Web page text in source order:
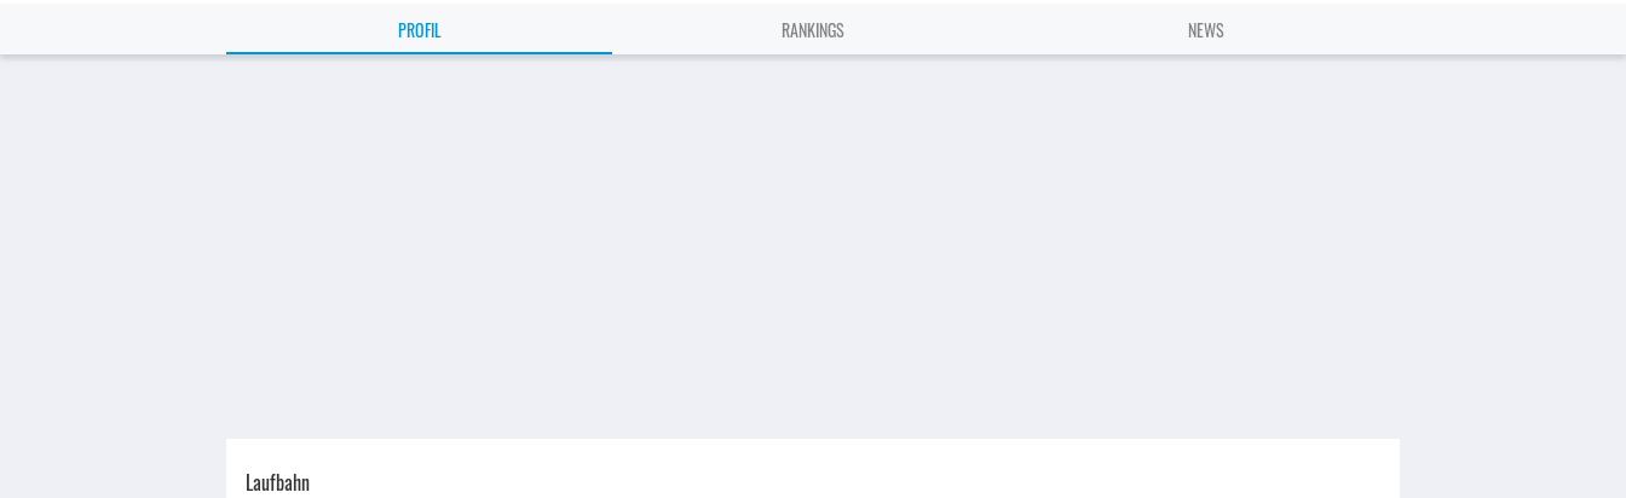
PROFIL RANKINGS NEWS
Laufbahn